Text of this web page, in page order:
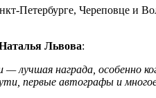
Петербурге, Череповце и
Львова:
— лучшая награда, особенно
первые автографы и